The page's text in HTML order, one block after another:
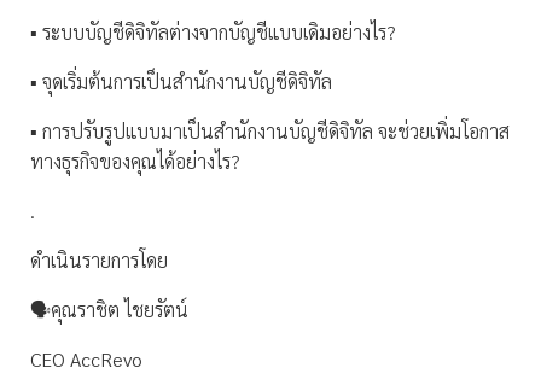
▪ ระบบบัญชีดิจิทัลต่างจากบัญชีแบบเดิมอย่างไร?
▪ จุดเริ่มต้นการเป็นสำนักงานบัญชีดิจิทัล
▪ การปรับรูปแบบมาเป็นสำนักงานบัญชีดิจิทัล จะช่วยเพิ่มโอกาส
ทางธุรกิจของคุณได้อย่างไร?
.
ดำเนินรายการโดย
🗣คุณราชิต ไชยรัตน์
CEO AccRevo